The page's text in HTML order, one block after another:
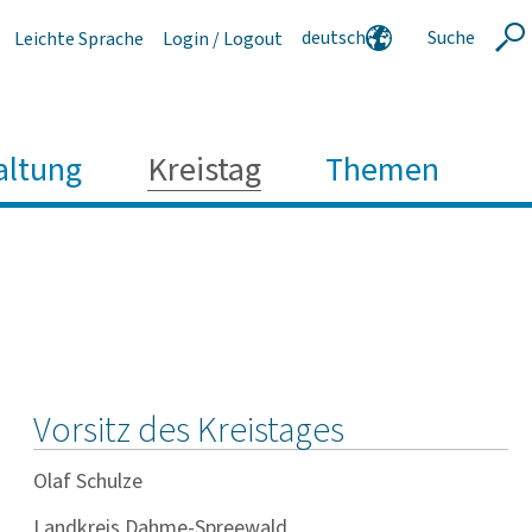
Leichte Sprache Login / Logout
deutsch
Suche
Kreistag Themen
Vorsitz des Kreistages
Olaf Schulze